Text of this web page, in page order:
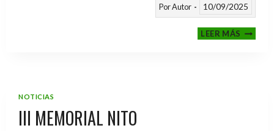
PorAutor 10/09/2025
LEER MÁS
NOTICIAS
III MEMORIAL NITO